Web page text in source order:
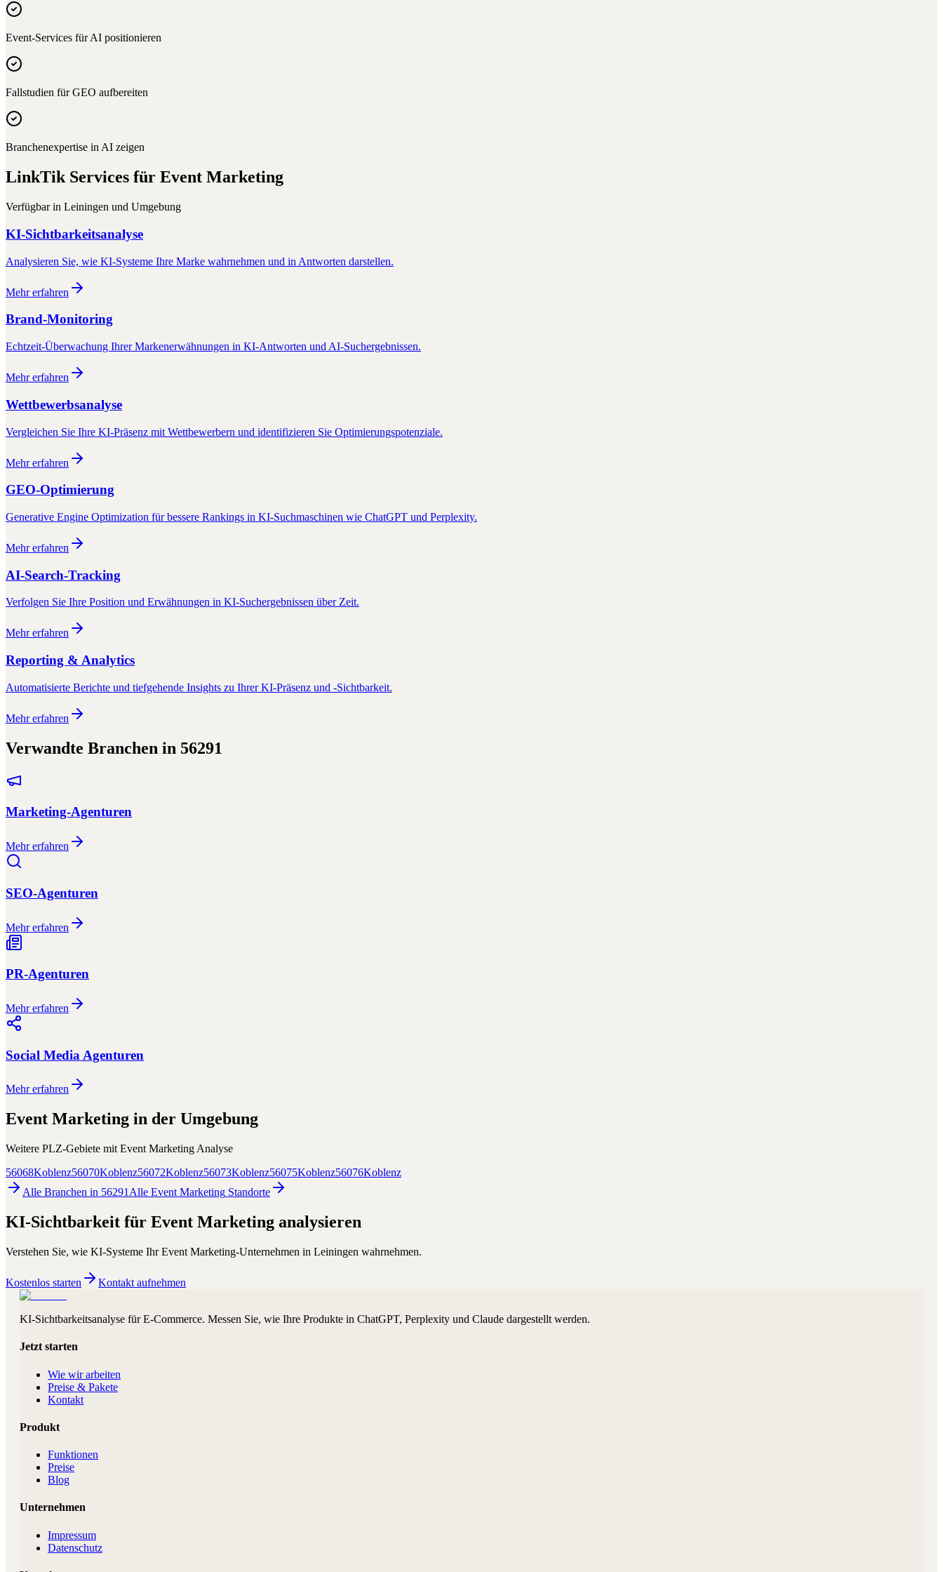
Event-Services für AI positionieren
Fallstudien für GEO aufbereiten
Branchenexpertise in AI zeigen
LinkTik Services für Event Marketing
Verfügbar in Leiningen und Umgebung
KI-Sichtbarkeitsanalyse
Analysieren Sie, wie KI-Systeme Ihre Marke wahrnehmen und in Antworten darstellen.
Mehr erfahren
Brand-Monitoring
Echtzeit-Überwachung Ihrer Markenerwähnungen in KI-Antworten und AI-Suchergebnissen.
Mehr erfahren
Wettbewerbsanalyse
Vergleichen Sie Ihre KI-Präsenz mit Wettbewerbern und identifizieren Sie Optimierungspotenziale.
Mehr erfahren
GEO-Optimierung
Generative Engine Optimization für bessere Rankings in KI-Suchmaschinen wie ChatGPT und Perplexity.
Mehr erfahren
AI-Search-Tracking
Verfolgen Sie Ihre Position und Erwähnungen in KI-Suchergebnissen über Zeit.
Mehr erfahren
Reporting & Analytics
Automatisierte Berichte und tiefgehende Insights zu Ihrer KI-Präsenz und -Sichtbarkeit.
Mehr erfahren
Verwandte Branchen in 56291
Marketing-Agenturen
Mehr erfahren
SEO-Agenturen
Mehr erfahren
PR-Agenturen
Mehr erfahren
Social Media Agenturen
Mehr erfahren
Event Marketing in der Umgebung
Weitere PLZ-Gebiete mit Event Marketing Analyse
56068Koblenz56070Koblenz56072Koblenz56073Koblenz56075Koblenz56076Koblenz
Alle Branchen in 56291 Alle Event Marketing Standorte
KI-Sichtbarkeit für Event Marketing analysieren
Verstehen Sie, wie KI-Systeme IhrEvent Marketing-Unternehmen in Leiningen wahrnehmen.
Kostenlos starten Kontakt aufnehmen
KI-Sichtbarkeitsanalyse für E-Commerce. Messen Sie, wie Ihre Produkte in ChatGPT, Perplexity und Claude dargestellt werden.
Jetzt starten
Wie wir arbeiten
Preise & Pakete
Kontakt
Produkt
Funktionen
Preise
Blog
Unternehmen
Impressum
Datenschutz